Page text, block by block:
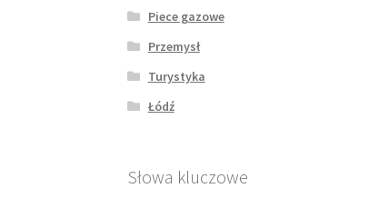
Piece gazowe
Przemysł
Turystyka
Łódź
Słowa kluczowe